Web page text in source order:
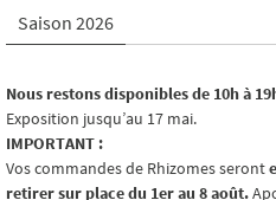
Saison 2026
Nous restons disponibles de 10h à
Exposition jusqu’au 17 mai.
IMPORTANT :
Vos commandes de Rhizomes seront
retirer sur place du 1er au 8 août.